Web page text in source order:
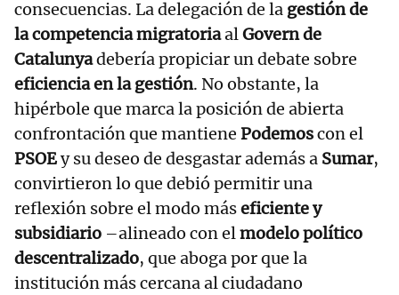
consecuencias. La delegación de la gestión de
la competencia migratoriaalGovern de
Catalunyadebería propiciar un debate sobre
eficiencia en la gestión. No obstante, la
hipérbole que marca la posición de abierta
confrontación que mantiene Podemoscon el
PSOEy su deseo de desgastar además a Sumar,
convirtieron lo que debió permitir una
reflexión sobre el modo máseficiente y
subsidiario –alineado con elmodelo político
descentralizado, que aboga por que la
institución más cercana al ciudadano